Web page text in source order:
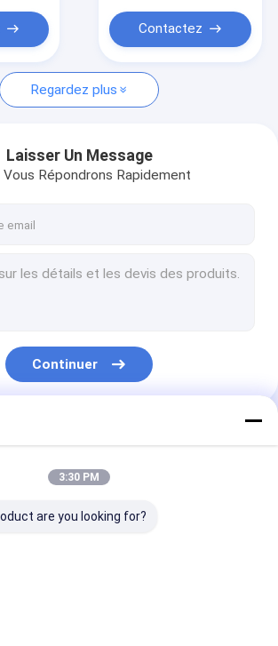
citation
de réseau industriel
contrôlé industriel d'Ethernet
transmission de WDM
optique de médias d'Ethernet de fibre
Contactez
Regardez plus
Laisser Un Message
Vous Répondrons Rapidement
Continuer
3:30 PM
are you looking for?